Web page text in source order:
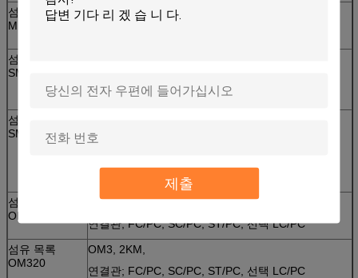
제출
섬유 목록
MM20
MM (62.5/125um 또는 50/125um), 2KM,
섬유 목록
SM710
FC/APC, LC/UPC, 선택 LC/APC
섬유 목록
SM720
연결관; FC/UPC, SC/UPC, ST/UPC, SC/APC,
LC/UPC, 선택 LC/APC
섬유 목록
OM310
OM3, 1KM,
연결관; FC/PC, SC/PC, ST/PC, 선택 LC/PC
섬유 목록
OM320
OM3, 2KM,
연결관; FC/PC, SC/PC, ST/PC, 선택 LC/PC